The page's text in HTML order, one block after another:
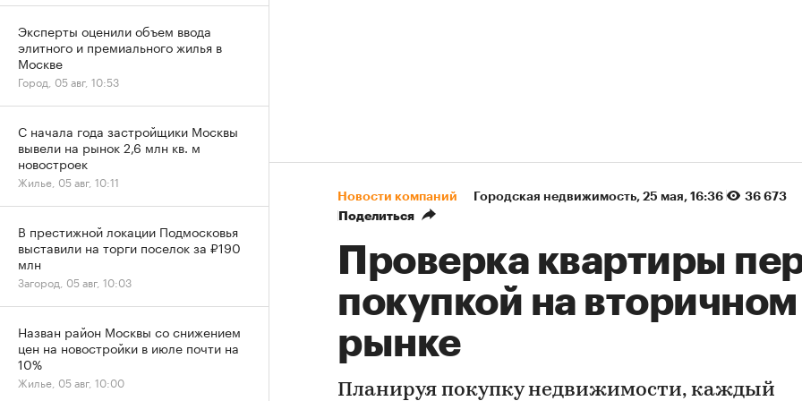
Новости компаний Городская недвижимость⁠, 25 мая, 16:36
36 673
Поделиться
Проверка квартиры
покупкой на вторичном
рынке
Планируя покупку недвижимости, каждый
Эксперты оценили объем ввода
элитного и премиального жилья в
Москве
Город, 05 авг, 10:53
С начала года застройщики Москвы
вывели на рынок 2,6 млн кв. м
новостроек
Жилье, 05 авг, 10:11
В престижной локации Подмосковья
выставили на торги поселок за ₽190
млн
Загород, 05 авг, 10:03
Назван район Москвы со снижением
цен на новостройки в июле почти на
10%
Жилье, 05 авг, 10:00